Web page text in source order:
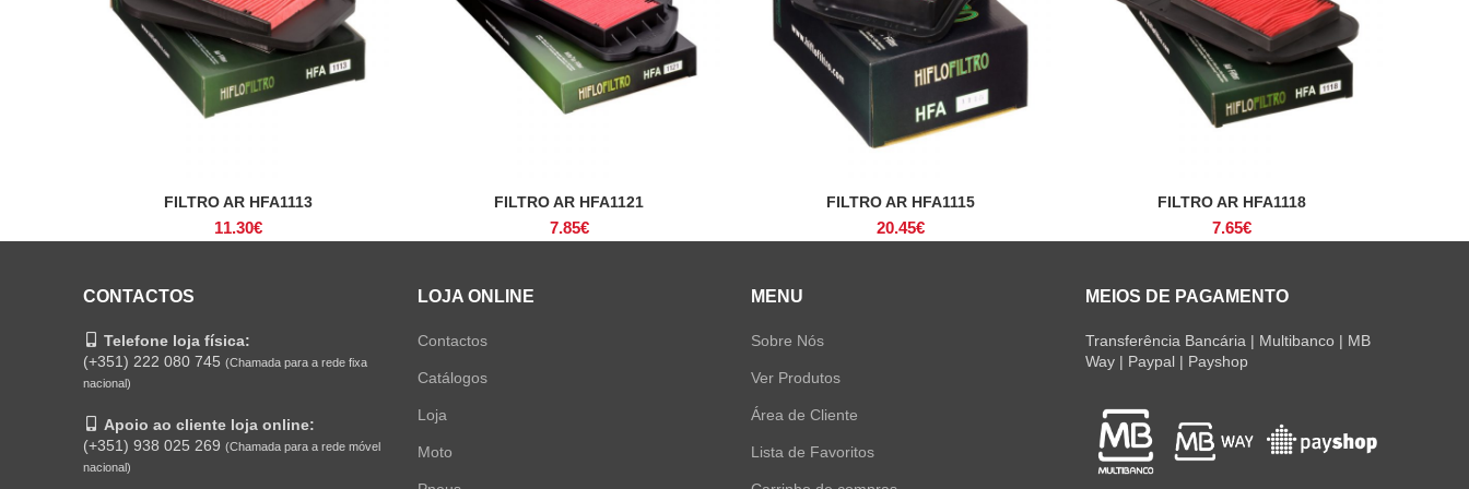
ADICIONAR
FILTRO AR HFA1113
11.30€
ADICIONAR
FILTRO AR HFA1121
7.85€
ADICIONAR
FILTRO AR HFA1115
20.45€
ADICIONAR
FILTRO AR HFA1118
7.65€
CONTACTOS
Telefone loja física:
(+351) 222 080 745 (Chamada para a rede fixa
nacional)
Apoio ao cliente loja online:
(+351) 938 025 269 (Chamada para a rede móvel
nacional)
LOJA ONLINE
Contactos
Catálogos
Loja
Moto
MENU
Sobre Nós
Ver Produtos
Área de Cliente
Lista de Favoritos
MEIOS DE PAGAMENTO
Transferência Bancária | Multibanco | MB
Way | Paypal | Payshop